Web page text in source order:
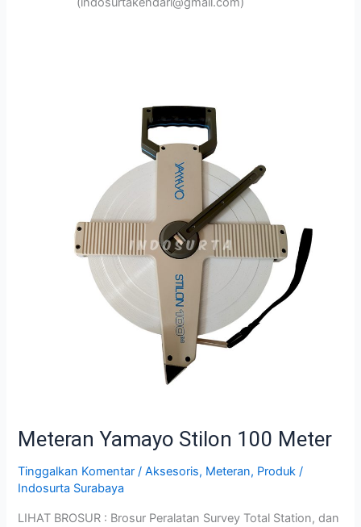
Meteran Yamayo Stilon 100 Meter
Tinggalkan Komentar /Aksesoris, Meteran, Produk /
Indosurta Surabaya
LIHAT BROSUR : Brosur Peralatan Survey Total Station, dan